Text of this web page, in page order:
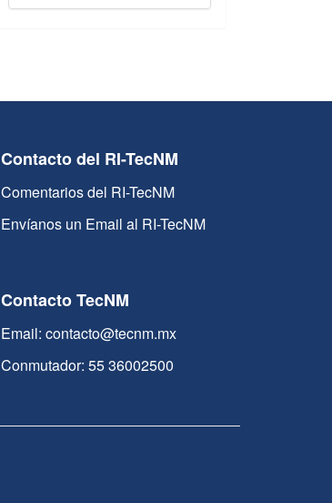
Contacto del RI-TecNM
Comentarios del RI-TecNM
Envíanos un Email al RI-TecNM
Contacto TecNM
Email: contacto@tecnm.mx
Conmutador: 55 36002500